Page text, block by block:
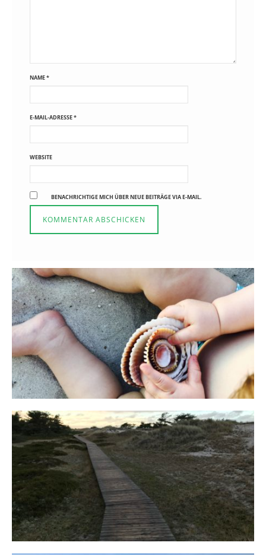
NAME*
E-MAIL-ADRESSE*
WEBSITE
BENACHRICHTIGE MICH ÜBER NEUE BEITRÄGE VIA E-MAIL.
Reisen in der Elternzeit
16. SEPTEMBER 2019
Fischland
12. FEBRUAR 2019